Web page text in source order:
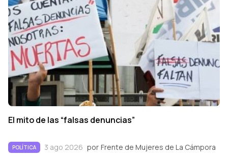
El mito de las “falsas denuncias”
POLÍTICA 3 ago 2026 por Frente de Mujeres de La Cámpora